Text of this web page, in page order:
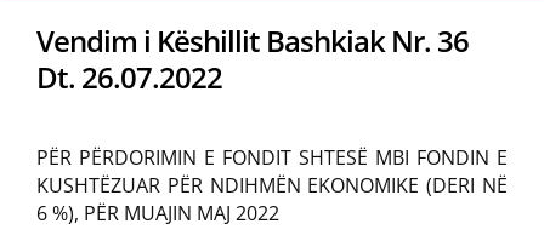
Vendim i Këshillit Bashkiak Nr. 36
Dt. 26.07.2022
PËR PËRDORIMIN E FONDIT SHTESË MBI FONDIN E
KUSHTËZUAR PËR NDIHMËN EKONOMIKE (DERI NË
6 %), PËR MUAJIN MAJ 2022